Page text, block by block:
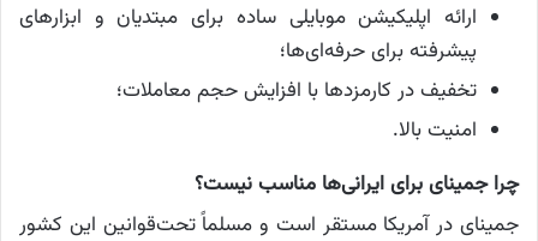
ارائه اپلیکیشن موبایلی ساده برای مبتدیان و ابزارهای
پیشرفته برای حرفه‌ای‌ها؛
تخفیف در کارمزدها با افزایش حجم معاملات؛
امنیت بالا.
چرا جمینای برای ایرانی‌ها مناسب نیست؟
جمینای در آمریکا مستقر است و مسلماً تحت‌قوانین این کشور